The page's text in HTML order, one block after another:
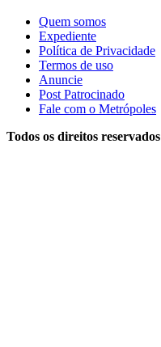
Quem somos
Expediente
Política de Privacidade
Termos de uso
Anuncie
Post Patrocinado
Fale com o Metrópoles
Todos os direitos reservados